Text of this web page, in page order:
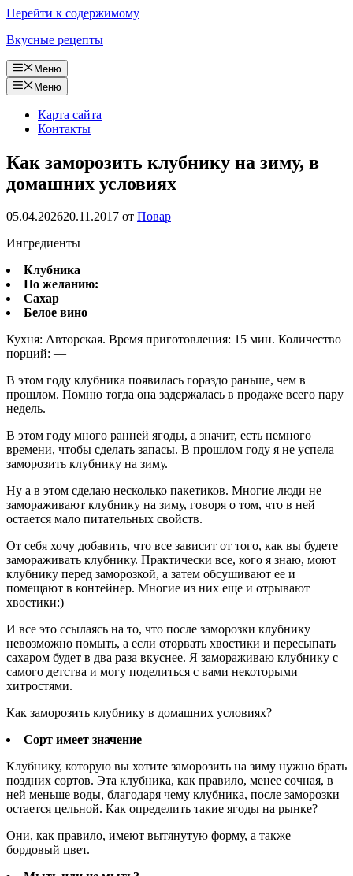
Перейти к содержимому
Вкусные рецепты
Меню
Меню
Карта сайта
Контакты
Как заморозить клубнику на зиму, в
домашних условиях
05.04.202620.11.2017 от Повар
Ингредиенты
Клубника
По желанию:
Сахар
Белое вино
Кухня: Авторская. Время приготовления: 15 мин. Количество
порций: —
В этом году клубника появилась гораздо раньше, чем в
прошлом. Помню тогда она задержалась в продаже всего пару
недель.
В этом году много ранней ягоды, а значит, есть немного
времени, чтобы сделать запасы. В прошлом году я не успела
заморозить клубнику на зиму.
Ну а в этом сделаю несколько пакетиков. Многие люди не
замораживают клубнику на зиму, говоря о том, что в ней
остается мало питательных свойств.
От себя хочу добавить, что все зависит от того, как вы будете
замораживать клубнику. Практически все, кого я знаю, моют
клубнику перед заморозкой, а затем обсушивают ее и
помещают в контейнер. Многие из них еще и отрывают
хвостики:)
И все это ссылаясь на то, что после заморозки клубнику
невозможно помыть, а если оторвать хвостики и пересыпать
сахаром будет в два раза вкуснее. Я замораживаю клубнику с
самого детства и могу поделиться с вами некоторыми
хитростями.
Как заморозить клубнику в домашних условиях?
Сорт имеет значение
Клубнику, которую вы хотите заморозить на зиму нужно брать
поздних сортов. Эта клубника, как правило, менее сочная, в
ней меньше воды, благодаря чему клубника, после заморозки
остается цельной. Как определить такие ягоды на рынке?
Они, как правило, имеют вытянутую форму, а также
бордовый цвет.